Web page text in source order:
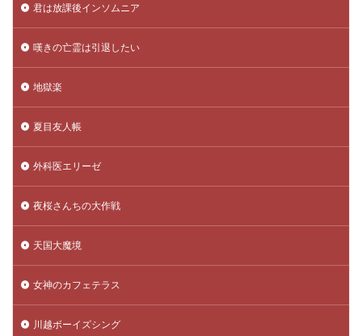
君は放課後インソムニア
嘆きの亡霊は引退したい
地獄楽
夏目友人帳
外科医エリーゼ
夜桜さんちの大作戦
天国大魔境
女神のカフェテラス
川越ボーイズシング